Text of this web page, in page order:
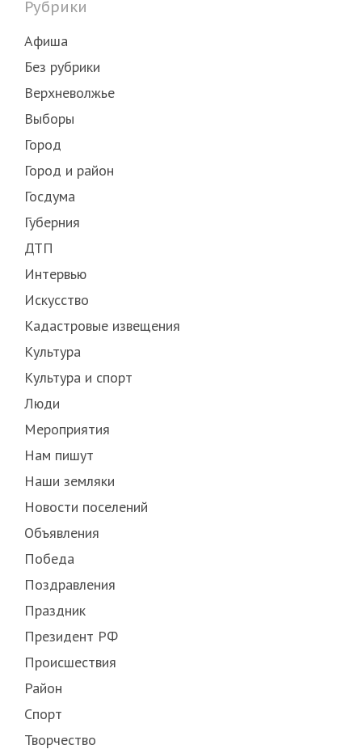
Рубрики
Афиша
Без рубрики
Верхневолжье
Выборы
Город
Город и район
Госдума
Губерния
ДТП
Интервью
Искусство
Кадастровые извещения
Культура
Культура и спорт
Люди
Мероприятия
Нам пишут
Наши земляки
Новости поселений
Объявления
Победа
Поздравления
Праздник
Президент РФ
Происшествия
Район
Спорт
Творчество